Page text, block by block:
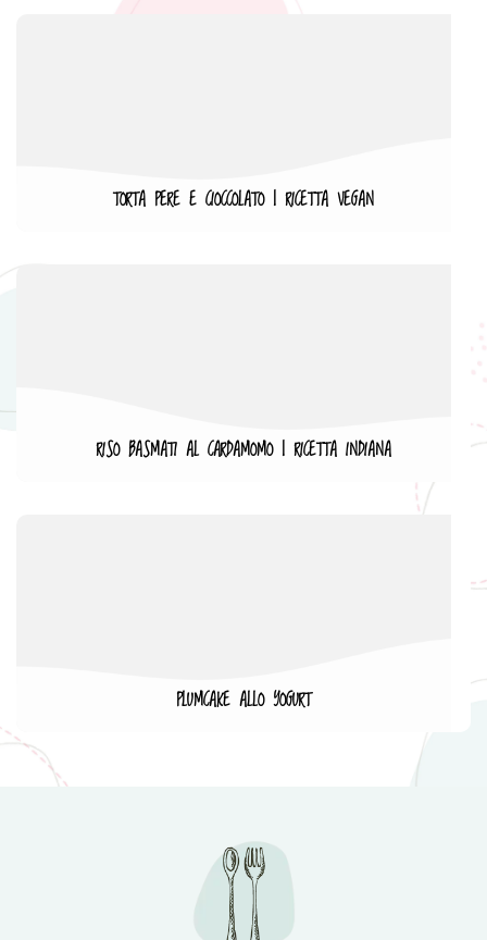
TORTA PERE E CIOCCOLATO | RICETTA VEGAN
RISO BASMATI AL CARDAMOMO | RICETTA INDIANA
PLUMCAKE ALLO YOGURT